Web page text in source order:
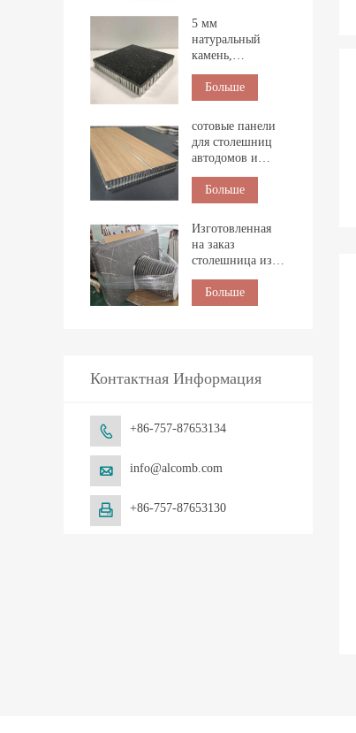
5 мм
натуральный
камень,
сотовой панелью
для
Больше
сотовые панели
для столешниц
автодомов и
Больше
Изготовленная
на заказ
столешница из
мрамора с
сотовой
Больше
Контактная Информация
 +86-757-87653134
 info@alcomb.com
 +86-757-87653130